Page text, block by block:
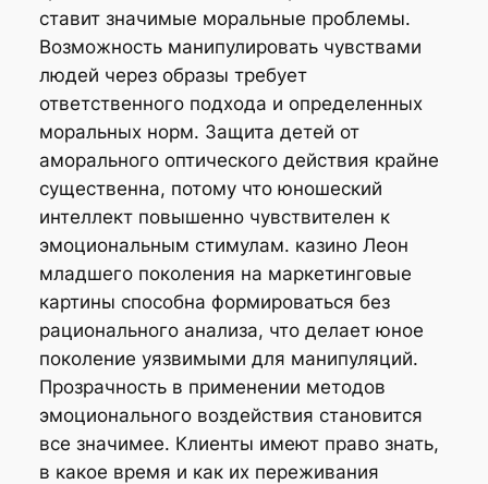
ставит значимые моральные проблемы.
Возможность манипулировать чувствами
людей через образы требует
ответственного подхода и определенных
моральных норм. Защита детей от
аморального оптического действия крайне
существенна, потому что юношеский
интеллект повышенно чувствителен к
эмоциональным стимулам. казино Леон
младшего поколения на маркетинговые
картины способна формироваться без
рационального анализа, что делает юное
поколение уязвимыми для манипуляций.
Прозрачность в применении методов
эмоционального воздействия становится
все значимее. Клиенты имеют право знать,
в какое время и как их переживания